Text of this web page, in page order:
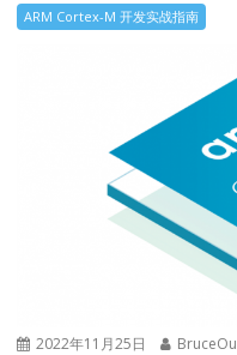
ARM Cortex-M 开发实战指南
2022年11月25日 BruceOu